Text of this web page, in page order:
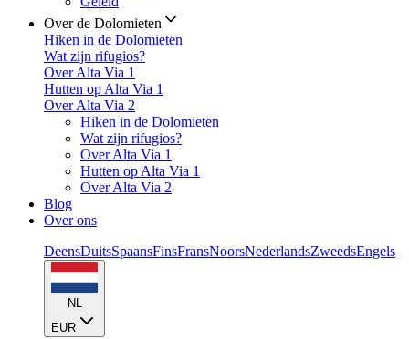
Over de Dolomieten
Hiken in de Dolomieten
Wat zijn rifugios?
Over Alta Via 1
Hutten op Alta Via 1
Over Alta Via 2
Hiken in de Dolomieten
Wat zijn rifugios?
Over Alta Via 1
Hutten op Alta Via 1
Over Alta Via 2
Blog
Over ons
DeensDuitsSpaansFinsFransNoorsNederlandsZweedsEngels
NL
EUR